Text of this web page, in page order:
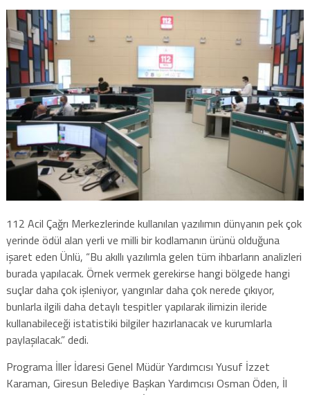
112 Acil Çağrı Merkezlerinde kullanılan yazılımın dünyanın pek çok
yerinde ödül alan yerli ve milli bir kodlamanın ürünü olduğuna
işaret eden Ünlü, “Bu akıllı yazılımla gelen tüm ihbarların analizleri
burada yapılacak. Örnek vermek gerekirse hangi bölgede hangi
suçlar daha çok işleniyor, yangınlar daha çok nerede çıkıyor,
bunlarla ilgili daha detaylı tespitler yapılarak ilimizin ileride
kullanabileceği istatistiki bilgiler hazırlanacak ve kurumlarla
paylaşılacak.” dedi.
Programa İller İdaresi Genel Müdür Yardımcısı Yusuf İzzet
Karaman, Giresun Belediye Başkan Yardımcısı Osman Öden, İl